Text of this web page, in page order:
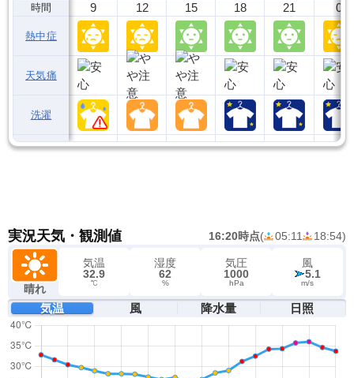
時間
熱中症
天気痛
洗濯
9 12 15 18 21 0
実況天気・観測値 16:20時点( 05:11 18:54)
晴れ
気温
32.9
℃
湿度
62
%
気圧
1000
hPa
風
5.1
m/s
気温 風 降水量 日照